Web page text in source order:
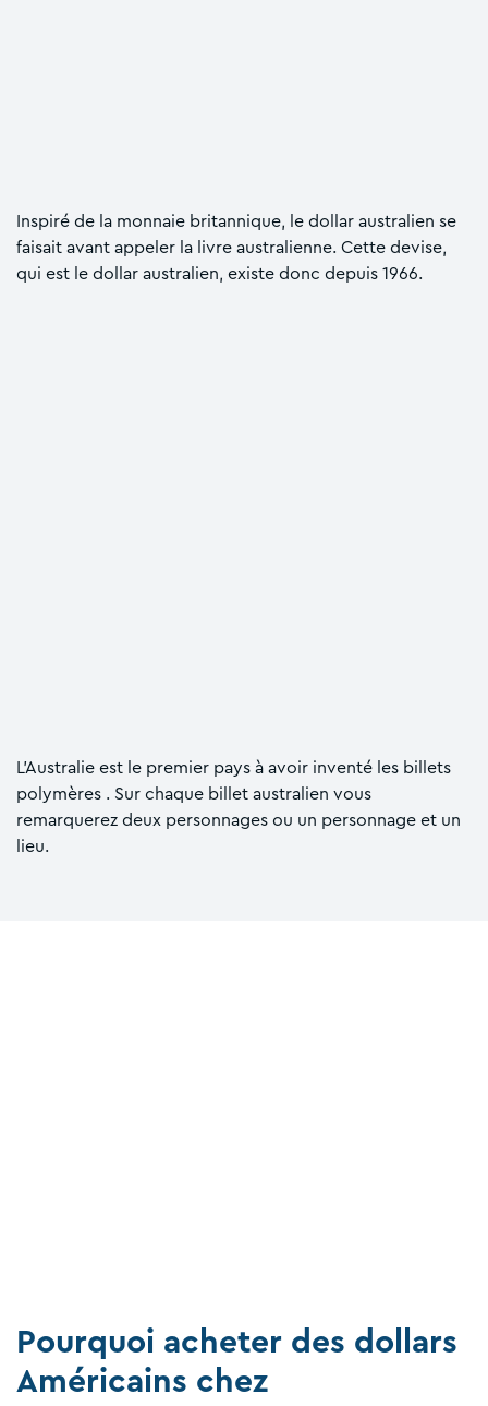
Inspiré de la monnaie britannique, le dollar australien se
faisait avant appeler la livre australienne. Cette devise,
qui est le dollar australien, existe donc depuis 1966.
L’Australie est le premier pays à avoir inventé les billets
polymères . Sur chaque billet australien vous
remarquerez deux personnages ou un personnage et un
lieu.
Pourquoi acheter des dollars
Américains chez